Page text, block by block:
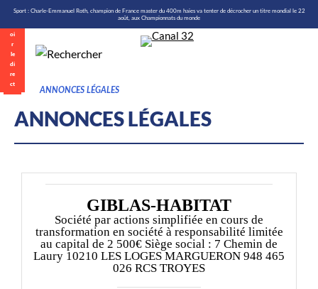
Aller
au
contenu
Sport : Charle-Emmanuel Roth, champion de France master du 400m haies va tenter de décrocher un titre mondial le 22
août, aux Championnats du monde
ANNONCES LÉGALES
ANNONCES LÉGALES
GIBLAS-HABITAT
Société par actions simplifiée en cours de
transformation en société à responsabilité limitée
au capital de 2 500€ Siège social : 7 Chemin de
Laury 10210 LES LOGES MARGUERON 948 465
026 RCS TROYES